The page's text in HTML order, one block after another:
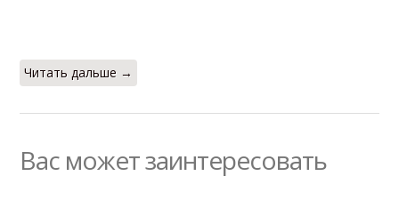
Читать дальше →
Вас может заинтересовать